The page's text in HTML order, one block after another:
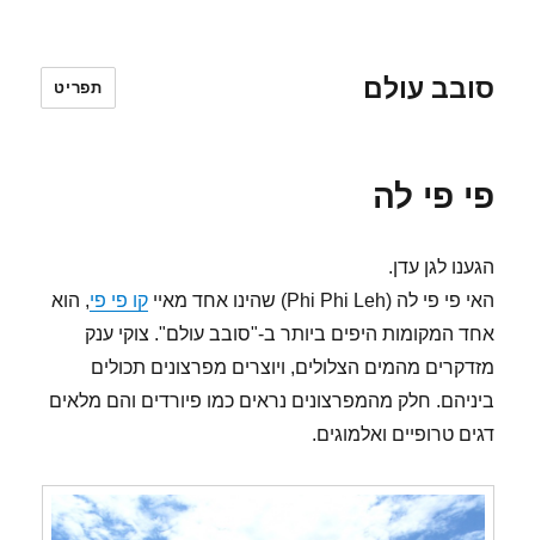
סובב עולם תפריט
פי פי לה
הגענו לגן עדן.
האי פי פי לה (Phi Phi Leh) שהינו אחד מאיי
קו פי פי, הוא
אחד המקומות היפים ביותר ב-"סובב עולם". צוקי ענק
מזדקרים מהמים הצלולים, ויוצרים מפרצונים תכולים
ביניהם. חלק מהמפרצונים נראים כמו פיורדים והם מלאים
דגים טרופיים ואלמוגים.